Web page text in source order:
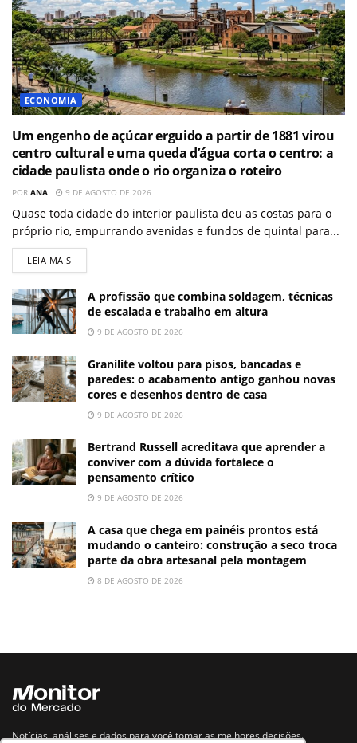
ECONOMIA
Um engenho de açúcar erguido a partir de 1881 virou
centro cultural e uma queda d’água corta o centro: a
cidade paulista onde o rio organiza o roteiro
POR ANA 9 DE AGOSTO DE 2026
Quase toda cidade do interior paulista deu as costas para o
próprio rio, empurrando avenidas e fundos de quintal para...
LEIA MAIS
A profissão que combina soldagem, técnicas
de escalada e trabalho em altura
9 DE AGOSTO DE 2026
Granilite voltou para pisos, bancadas e
paredes: o acabamento antigo ganhou novas
cores e desenhos dentro de casa
9 DE AGOSTO DE 2026
Bertrand Russell acreditava que aprender a
conviver com a dúvida fortalece o
pensamento crítico
9 DE AGOSTO DE 2026
A casa que chega em painéis prontos está
mudando o canteiro: construção a seco troca
parte da obra artesanal pela montagem
8 DE AGOSTO DE 2026
Notícias, análises e dados para você tomar as melhores decisões.